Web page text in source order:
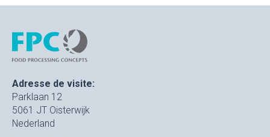
Adresse de visite:
Parklaan 12
5061 JT Oisterwijk
Nederland